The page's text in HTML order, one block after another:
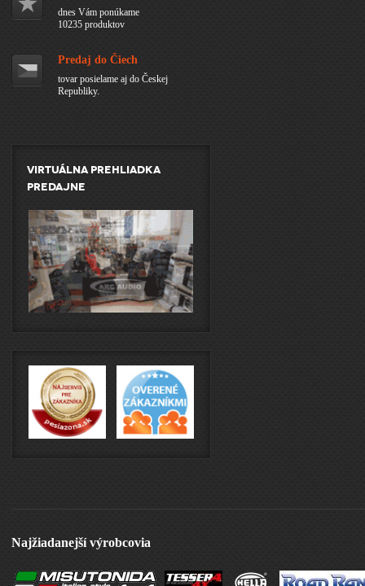
dnes Vám ponúkame
10235 produktov
Predaj do Čiech
tovar posielame aj do Českej
Republiky.
Virtuálna prehliadka
predajne
Najžiadanejší výrobcovia